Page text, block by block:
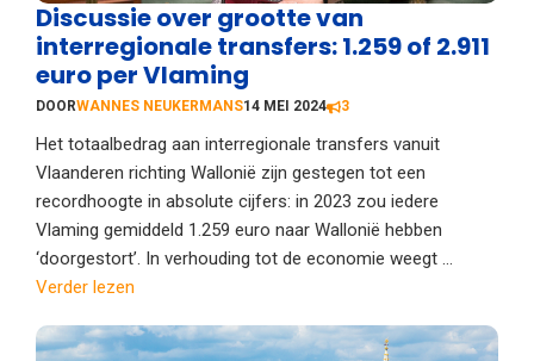
Discussie over grootte van
interregionale transfers: 1.259 of 2.911
euro per Vlaming
DOORWANNES NEUKERMANS14 MEI 2024 3
Het totaalbedrag aan interregionale transfers vanuit
Vlaanderen richting Wallonië zijn gestegen tot een
recordhoogte in absolute cijfers: in 2023 zou iedere
Vlaming gemiddeld 1.259 euro naar Wallonië hebben
‘doorgestort’. In verhouding tot de economie weegt ...
Verder lezen